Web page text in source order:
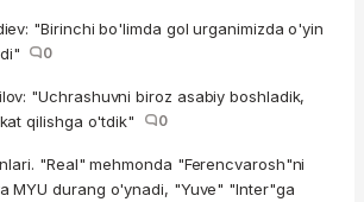
"Birinchi bo'limda gol urganimizda o'yin
0
"Uchrashuvni biroz asabiy boshladik,
qilishga o'tdik"
0
"Real" mehmonda "Ferencvarosh"ni
MYU durang o'ynadi, "Yuve" "Inter"ga